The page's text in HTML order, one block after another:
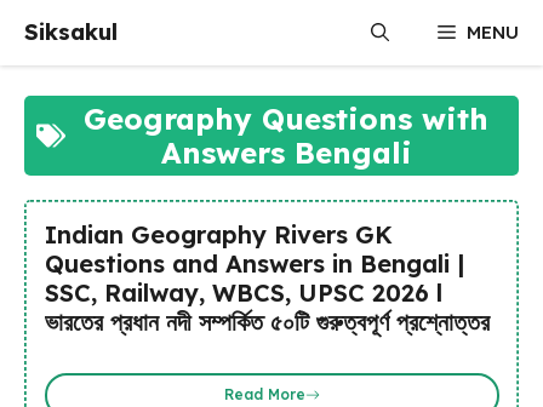
content
Siksakul MENU
Geography Questions with
Answers Bengali
Indian Geography Rivers GK
Questions and Answers in Bengali |
SSC, Railway, WBCS, UPSC 2026 l
ভারতের প্রধান নদী সম্পর্কিত ৫০টি গুরুত্বপূর্ণ প্রশ্নোত্তর
Read More